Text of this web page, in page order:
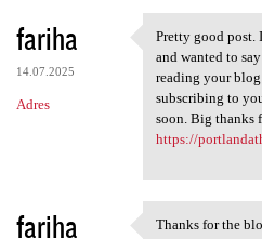
fariha
14.07.2025
Adres
Pretty good
Pretty good post.
and wanted to
reading your
subscribing to
soon. Big thanks
https://
fariha
Thanks for the